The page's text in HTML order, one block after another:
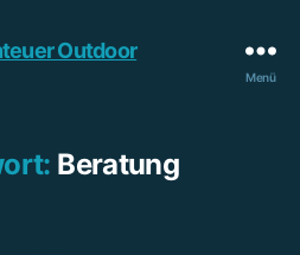
Menü
Beratung